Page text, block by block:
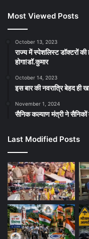
Most Viewed Posts
October 13, 2023
राज्य में स्पेशलिस्ट डॉक्टरों
होगा!डॉ.कुमार
October 14, 2023
इस बार की नवरात्रि बेहद ही
November 1, 2024
सैनिक कल्याण मंत्री ने सैनिकों
Last Modified Posts